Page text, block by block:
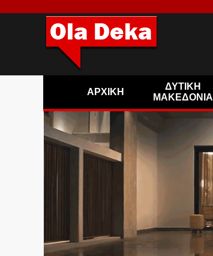
ΑΡΧΙΚΗ
ΔΥΤΙΚΗ
ΜΑΚΕΔΟΝΙΑ